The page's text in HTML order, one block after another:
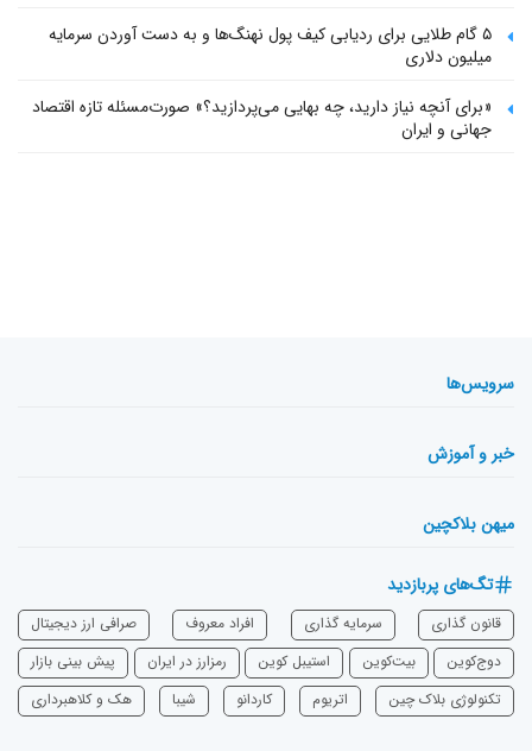
۵ گام طلایی برای ردیابی کیف پول‌ نهنگ‌ها و به دست آوردن سرمایه
میلیون دلاری
«برای آنچه نیاز دارید، چه بهایی می‌پردازید؟» صورت‌مسئله تازه اقتصاد
جهانی و ایران
سرویس‌ها
خبر و آموزش
میهن بلاکچین
تگ‌های پربازدید
قانون گذاری سرمایه‌ گذاری افراد معروف
صرافی ارز دیجیتال
دوج‌کوین
بیت‌کوین استیبل کوین رمزارز در ایران
پیش بینی بازار
تکنولوژی بلاک چین
اتریوم ‌کاردانو شیبا هک و کلاهبرداری